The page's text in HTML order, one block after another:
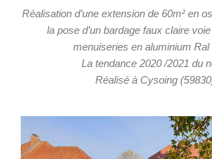
Réalisation d’une extension de 60m² en
la pose d’un bardage faux claire
menuiseries en aluminium Ral
La tendance 2020 /2021 du
Réalisé à Cysoing